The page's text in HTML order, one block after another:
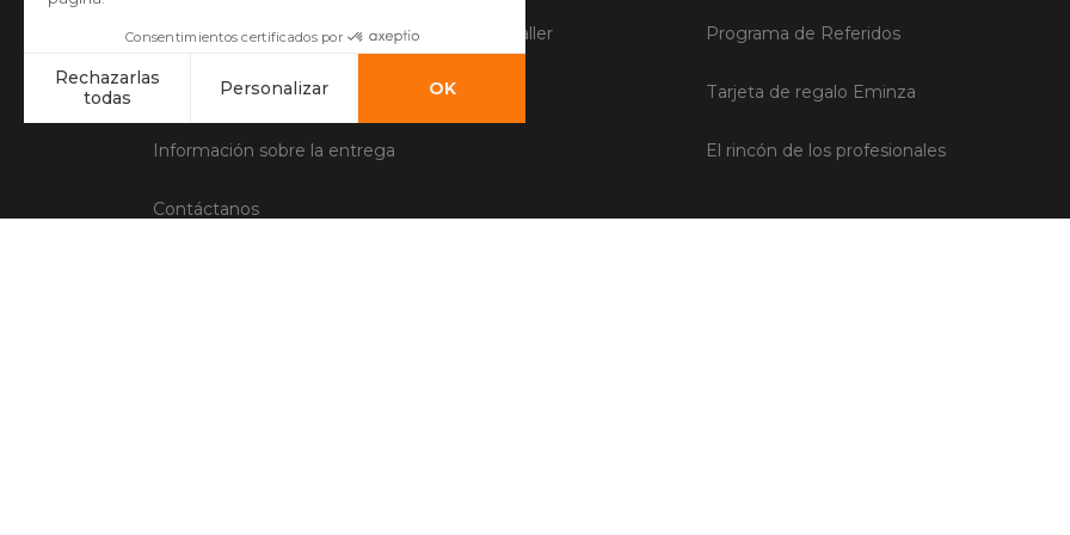
Hacer una devolución
Preguntas frecuentes
Información sobre la entrega
Contáctanos
Desde el Taller Programa de Referidos
Tarjeta de regalo Eminza
El rincón de los profesionales